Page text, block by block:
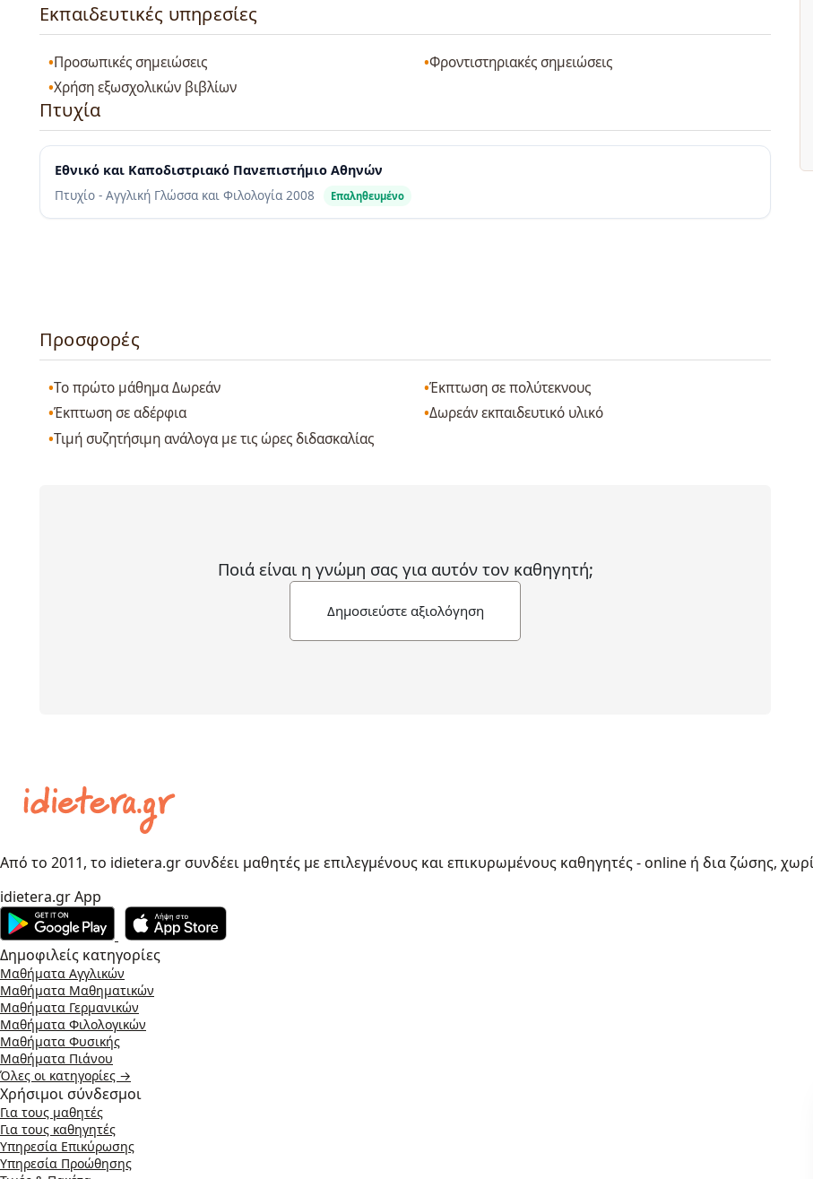
Εκπαιδευτικές υπηρεσίες
Προσωπικές σημειώσεις
Φροντιστηριακές σημειώσεις
Χρήση εξωσχολικών βιβλίων
Πτυχία
Εθνικό και Καποδιστριακό Πανεπιστήμιο Αθηνών
Πτυχίο - Αγγλική Γλώσσα και Φιλολογία 2008 Επαληθευμένο
Προσφορές
Το πρώτο μάθημα Δωρεάν
Έκπτωση σε πολύτεκνους
Έκπτωση σε αδέρφια
Δωρεάν εκπαιδευτικό υλικό
Τιμή συζητήσιμη ανάλογα με τις ώρες διδασκαλίας
Ποιά είναι η γνώμη σας για αυτόν τον καθηγητή;
Δημοσιεύστε αξιολόγηση
Από το 2011, το idietera.gr συνδέει μαθητές με επιλεγμένους και επικυρωμένους καθηγητές - online ή δια ζώσης,
idietera.gr App
Δημοφιλείς κατηγορίες
Μαθήματα Αγγλικών
Μαθήματα Μαθηματικών
Μαθήματα Γερμανικών
Μαθήματα Φιλολογικών
Μαθήματα Φυσικής
Μαθήματα Πιάνου
Όλες οι κατηγορίες →
Χρήσιμοι σύνδεσμοι
Για τους μαθητές
Για τους καθηγητές
Υπηρεσία Επικύρωσης
Υπηρεσία Προώθησης